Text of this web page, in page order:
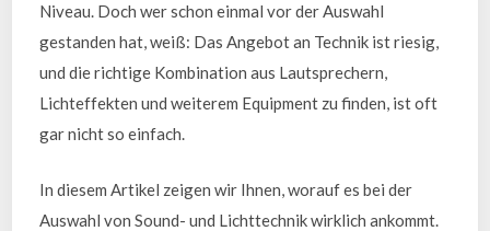
Niveau. Doch wer schon einmal vor der Auswahl
gestanden hat, weiß: Das Angebot an Technik ist riesig,
und die richtige Kombination aus Lautsprechern,
Lichteffekten und weiterem Equipment zu finden, ist oft
gar nicht so einfach.
In diesem Artikel zeigen wir Ihnen, worauf es bei der
Auswahl von Sound- und Lichttechnik wirklich ankommt.